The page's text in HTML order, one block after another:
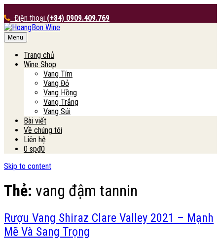
Điện thoại (+84) 0909.409.769
HoangBon Wine
Menu
Trang chủ
Wine Shop
Vang Tím
Vang Đỏ
Vang Hồng
Vang Trắng
Vang Sủi
Bài viết
Về chúng tôi
Liên hệ
0 sp₫0
Skip to content
Thẻ: vang đậm tannin
Rượu Vang Shiraz Clare Valley 2021 – Mạnh
Mẽ Và Sang Trọng